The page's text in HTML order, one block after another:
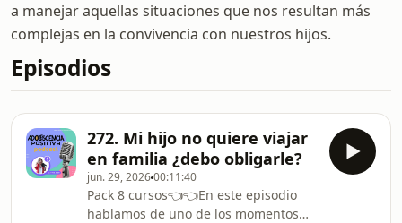
a manejar aquellas situaciones que nos resultan más
complejas en la convivencia con nuestros hijos.
Episodios
272. Mi hijo no quiere viajar
en familia ¿debo obligarle?
jun. 29, 202600:11:40
Pack 8 cursos⁠👈👈En este episodio
hablamos de uno de los momentos